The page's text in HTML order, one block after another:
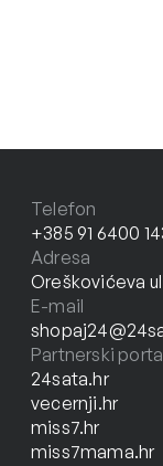
Telefon
+385 91 6400
Adresa
Oreškovićeva
E-mail
Partnerski
24sata.hr
vecernji.hr
miss7.hr
miss7mama.hr